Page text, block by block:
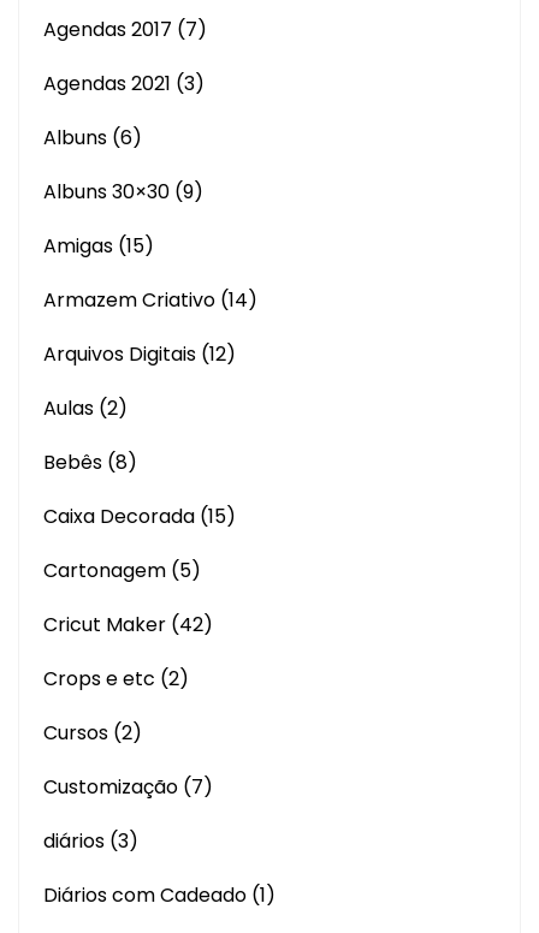
Agendas 2017 (7)
Agendas 2021 (3)
Albuns (6)
Albuns 30×30 (9)
Amigas (15)
Armazem Criativo (14)
Arquivos Digitais (12)
Aulas (2)
Bebês (8)
Caixa Decorada (15)
Cartonagem (5)
Cricut Maker (42)
Crops e etc (2)
Cursos (2)
Customização (7)
diários (3)
Diários com Cadeado (1)